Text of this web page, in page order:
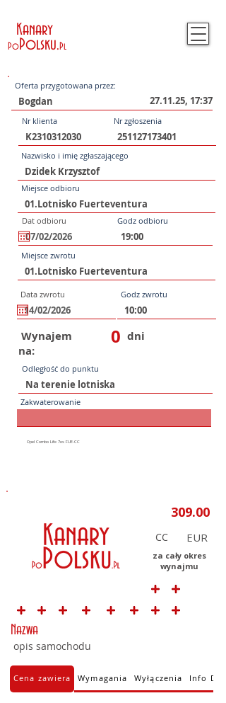
Kanary
PoPolsku.Pl
Oferta przygotowana przez:
27.11.25, 17:37
Nr klienta Nr zgłoszenia
Nazwisko i imię zgłaszającego
Miejsce odbioru
Dat odbioru Godz odbioru
Miejsce zwrotu
Data zwrotu Godz zwrotu
Wynajem
na:
0 dni
Odległość do punktu
Zakwaterowanie
CC
za cały okres
wynajmu
Nazwa
opis samochodu
Cena zawiera Wymagania Wyłączenia Info